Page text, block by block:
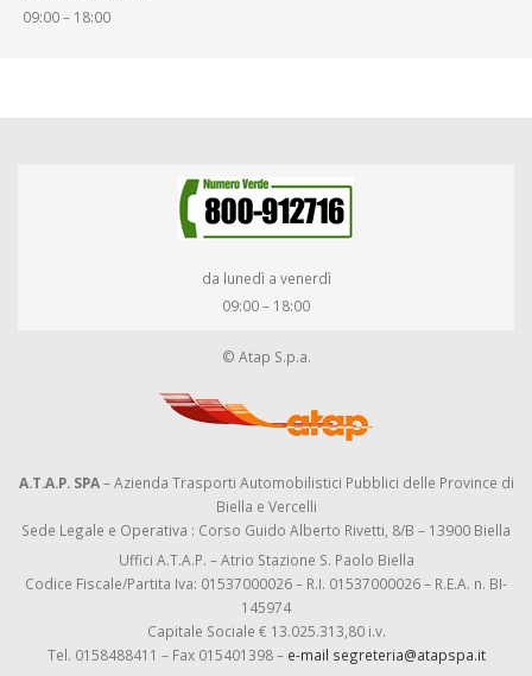
09:00 – 18:00
da lunedì a venerdì
09:00 – 18:00
© Atap S.p.a.
A.T.A.P. SPA– Azienda Trasporti Automobilistici Pubblici delle Province di
Biella e Vercelli
Sede Legale e Operativa : Corso Guido Alberto Rivetti, 8/B – 13900 Biella
Uffici A.T.A.P. – Atrio Stazione S. Paolo Biella
Codice Fiscale/Partita Iva: 01537000026 – R.I. 01537000026 – R.E.A. n. BI-
145974
Capitale Sociale € 13.025.313,80 i.v.
Tel. 0158488411 – Fax 015401398 – e-mail segreteria@atapspa.it